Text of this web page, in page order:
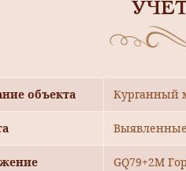
объекта Курганный
GQ79+2M